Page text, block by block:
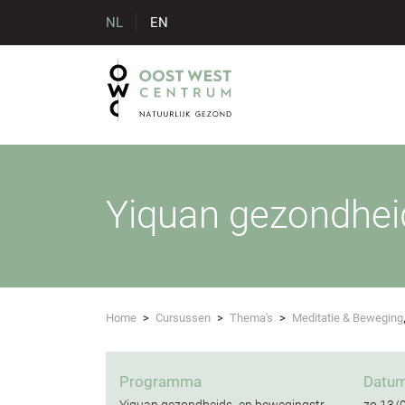
NL EN
Yiquan
Home > Cursussen > Thema's > Meditatie & Beweging
Programma